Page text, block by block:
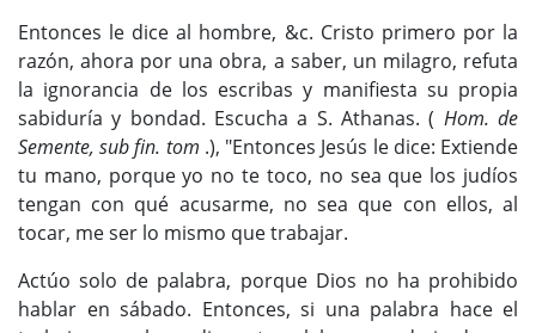
Entonces le dice al hombre, &c. Cristo primero por la
razón, ahora por una obra, a saber, un milagro, refuta
la ignorancia de los escribas y manifiesta su propia
sabiduría y bondad. Escucha a S. Athanas. ( Hom. de
Semente, sub fin. tom .), "Entonces Jesús le dice: Extiende
tu mano, porque yo no te toco, no sea que los judíos
tengan con qué acusarme, no sea que con ellos, al
tocar, me ser lo mismo que trabajar.
Actúo solo de palabra, porque Dios no ha prohibido
hablar en sábado. Entonces, si una palabra hace el